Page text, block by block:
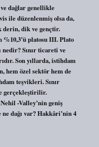
dağlar genellikle
ile düzenlenmiş olsa da,
derin, dik ve gençtir.
platosu III. Plato
nedir? Sınır ticareti ve
Son yıllarda, istihdam
hem özel sektör hem de
teşvikleri. Sınır
gerçekleştirilir.
-Valley’nin geniş
dağı var? Hakkâri’nin 4